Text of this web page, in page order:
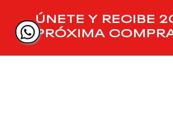
ÚNETE Y RECIBE
PRÓXIMA